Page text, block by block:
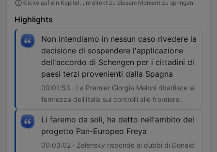
Klicke auf ein Kapitel, um direkt zu diesem Moment zu springen
Highlights
Non intendiamo in nessun caso rivedere la
decisione di sospendere l'applicazione
dell'accordo di Schengen per i cittadini di
paesi terzi provenienti dalla Spagna
00:01:53 · La Premier Giorgia Meloni ribadisce la
fermezza dell'Italia sui controlli alle frontiere.
Li faremo da soli, ha detto nell'ambito del
progetto Pan-Europeo Freya
00:03:02 · Zelensky risponde ai dubbi di Donald